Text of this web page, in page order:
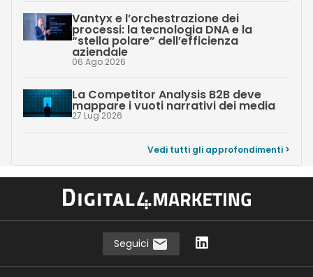
Vantyx e l’orchestrazione dei
processi: la tecnologia DNA e la
“stella polare” dell’efficienza
aziendale
06 Ago 2026
La Competitor Analysis B2B deve
mappare i vuoti narrativi dei media
27 Lug 2026
Vedi tutti gli approfondimenti >
Seguici